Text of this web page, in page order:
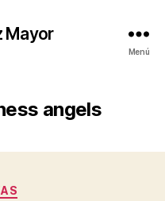
Mayor
Menú
angels